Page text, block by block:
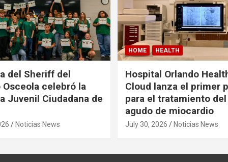
del Sheriff del
Osceola celebró la
Juvenil Ciudadana de
Noticias News
HOME HEALTH
Hospital Orlando
Cloud lanza el primer
para el tratamiento
agudo de miocardio
July 30, 2026 Noticias News